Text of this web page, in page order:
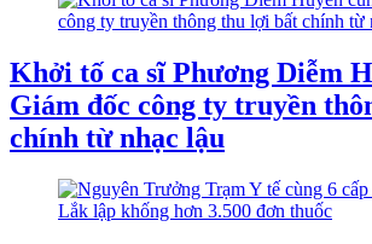
Khởi tố ca sĩ Phương Diễm
Giám đốc công ty truyền
chính từ nhạc lậu